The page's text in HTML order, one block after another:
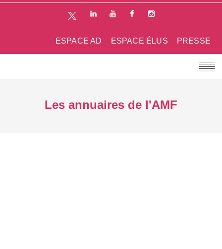
PRESSE
ESPACE ÉLUS
ESPACE AD
Les annuaires de l'AMF